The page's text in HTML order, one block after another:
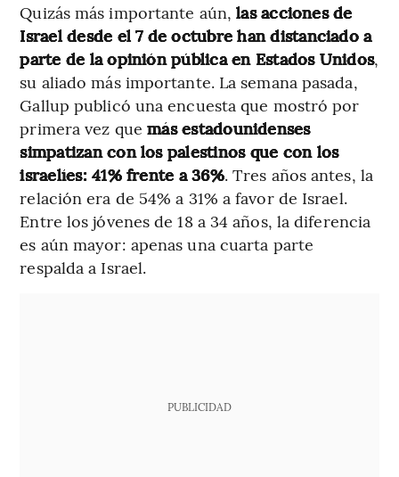
Quizás más importante aún,las acciones de
Israel desde el 7 de octubre han distanciado a
parte de la opinión pública en Estados Unidos,
su aliado más importante. La semana pasada,
Gallup publicó una encuesta que mostró por
primera vez que más estadounidenses
simpatizan con los palestinos que con los
israelíes: 41% frente a 36%. Tres años antes, la
relación era de 54% a 31% a favor de Israel.
Entre los jóvenes de 18 a 34 años, la diferencia
es aún mayor: apenas una cuarta parte
respalda a Israel.
PUBLICIDAD